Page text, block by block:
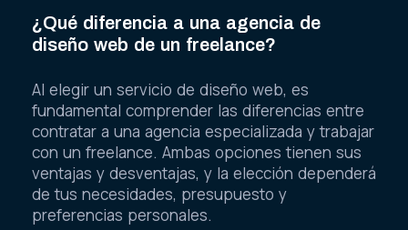
¿Qué diferencia a una agencia de
diseño web de un freelance?
Al elegir un servicio de diseño web, es
fundamental comprender las diferencias entre
contratar a una agencia especializada y trabajar
con un freelance. Ambas opciones tienen sus
ventajas y desventajas, y la elección dependerá
de tus necesidades, presupuesto y
preferencias personales.